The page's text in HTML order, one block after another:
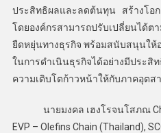
ประสิทธิผลและลดต้นทุน สร้างโอ
โดยองค์กรสามารถปรับเปลี่ยนได้ต
ยืดหยุ่นทางธุรกิจ พร้อมสนับสนุนให้
ในการดำเนินธุรกิจได้อย่างมีประสิ
ความเติบโตก้าวหน้าให้กับภาคอุตส
นายมงคล เฮงโรจนโสภณ
EVP – Olefins Chain (Thailand),